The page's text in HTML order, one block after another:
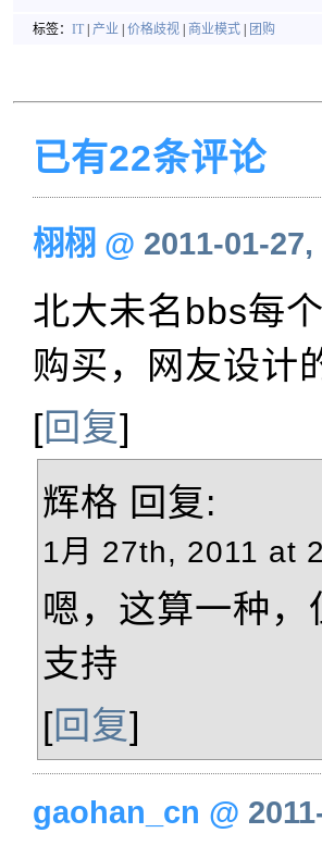
标签： IT 产业 价格歧视 商业模式 团购
已有22条评论
栩栩 @ 2011-01-
北大未名bbs每
购买，网友设计
[回复]
辉格 回复:
1月 27th, 2011 at
嗯，这算一种
支持
[回复]
gaohan_cn @